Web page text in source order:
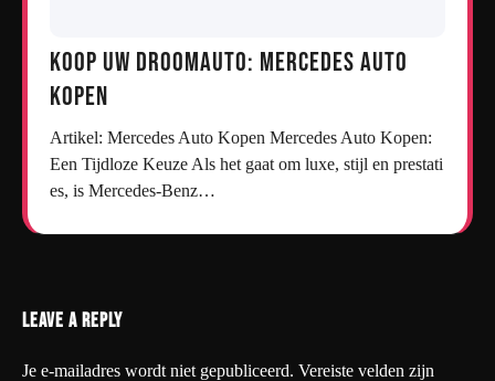
Koop uw droomauto: Mercedes auto
kopen
Artikel: Mercedes Auto Kopen Mercedes Auto Kopen:
Een Tijdloze Keuze Als het gaat om luxe, stijl en prestati
es, is Mercedes-Benz…
Leave a Reply
Je e-mailadres wordt niet gepubliceerd. Vereiste velden zijn